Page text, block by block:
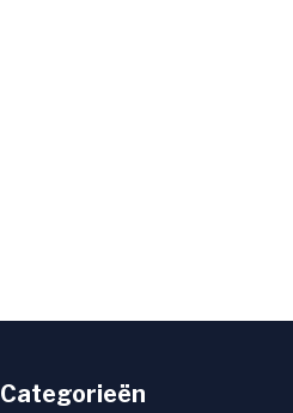
Categorieën